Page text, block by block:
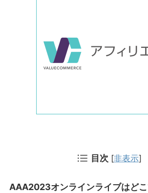
目次 [非表示]
AAA2023オンラインライブはどこ